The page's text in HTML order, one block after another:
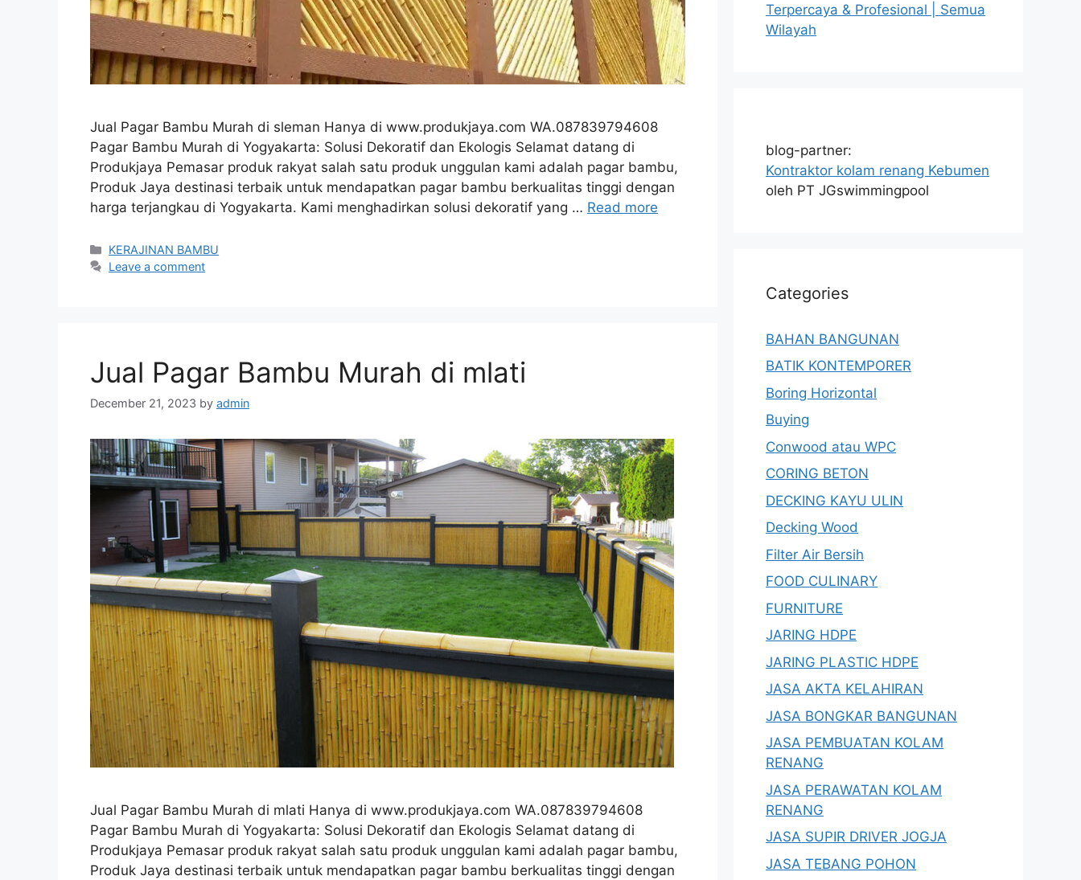
Jual Pagar Bambu Murah di sleman Hanya di www.produkjaya.com WA.087839794608
Pagar Bambu Murah di Yogyakarta: Solusi Dekoratif dan Ekologis Selamat datang di
Produkjaya Pemasar produk rakyat salah satu produk unggulan kami adalah pagar bambu,
Produk Jaya destinasi terbaik untuk mendapatkan pagar bambu berkualitas tinggi dengan
harga terjangkau di Yogyakarta. Kami menghadirkan solusi dekoratif yang … Read more
Categories
KERAJINAN BAMBU
Leave a comment
Jual Pagar Bambu Murah di mlati
December 21, 2023 by admin
Jual Pagar Bambu Murah di mlati Hanya di www.produkjaya.com WA.087839794608
Pagar Bambu Murah di Yogyakarta: Solusi Dekoratif dan Ekologis Selamat datang di
Produkjaya Pemasar produk rakyat salah satu produk unggulan kami adalah pagar bambu,
Produk Jaya destinasi terbaik untuk mendapatkan pagar bambu berkualitas tinggi dengan
Terpercaya & Profesional | Semua
Wilayah
blog-partner:
Kontraktor kolam renang Kebumen
oleh PT JGswimmingpool
Categories
BAHAN BANGUNAN
BATIK KONTEMPORER
Boring Horizontal
Buying
Conwood atau WPC
CORING BETON
DECKING KAYU ULIN
Decking Wood
Filter Air Bersih
FOOD CULINARY
FURNITURE
JARING HDPE
JARING PLASTIC HDPE
JASA AKTA KELAHIRAN
JASA BONGKAR BANGUNAN
JASA PEMBUATAN KOLAM
RENANG
JASA PERAWATAN KOLAM
RENANG
JASA SUPIR DRIVER JOGJA
JASA TEBANG POHON